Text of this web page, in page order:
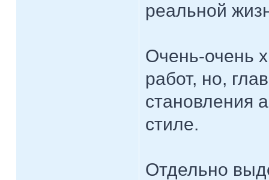
реальной
Очень-очень
работ, но,
становления
стиле.
Отдельно